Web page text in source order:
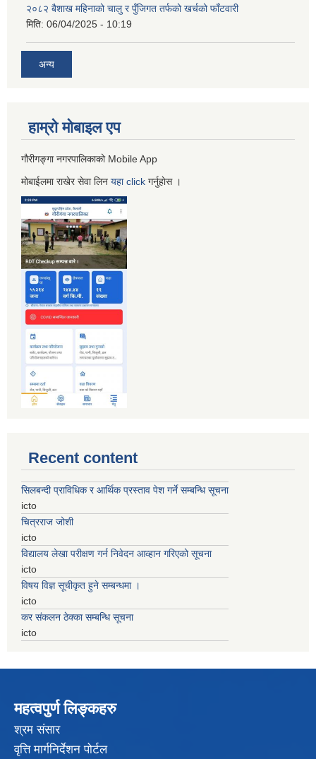
२०८२ बैशाख महिनाको चालु र पुँजिगत तर्फको खर्चको फाँटवारी
मिति: 06/04/2025 - 10:19
अन्य
हाम्रो माेबाइल एप
गौरीगङ्गा नगरपालिकाको Mobile App
मोबाईलमा राखेर सेवा लिन यहाclick गर्नुहाेस ।
Recent content
सिलबन्दी प्राविधिक र आर्थिक प्रस्ताव पेश गर्ने सम्बन्धि सूचना
icto
चित्रराज जोशी
icto
विद्यालय लेखा परीक्षण गर्न निवेदन आव्हान गरिएको सूचना
icto
विषय विज्ञ सूचीकृत हुने सम्बन्धमा ।
icto
कर संकलन ठेक्का सम्बन्धि सूचना
icto
महत्वपुर्ण लिङ्कहरु
श्रम संसार
वृत्ति मार्गनिर्देशन पोर्टल